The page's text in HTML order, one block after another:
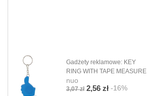
Gadżety reklamowe: KEY
RING WITH TAPE MEASURE
nuo
3,07 zł 2,56 zł -16%